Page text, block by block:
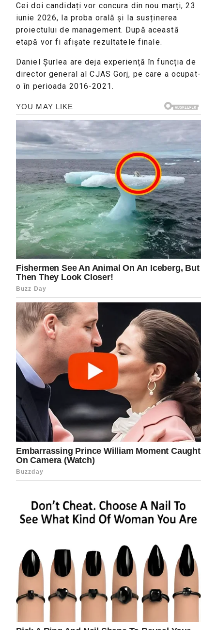
Cei doi candidați vor concura din nou marți, 23
iunie 2026, la proba orală și la susținerea
proiectului de management. După această
etapă vor fi afișate rezultatele finale.
Daniel Șurlea are deja experiență în funcția de
director general al CJAS Gorj, pe care a ocupat-
o în perioada 2016-2021.